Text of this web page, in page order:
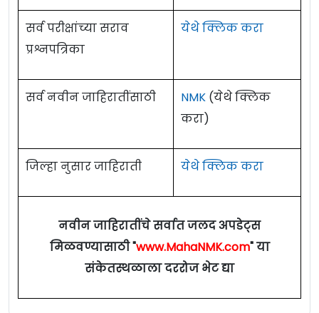
सर्व परीक्षांच्या सराव
प्रश्नपत्रिका
येथे क्लिक करा
सर्व नवीन जाहिरातींसाठी NMK (येथे क्लिक
करा)
जिल्हा नुसार जाहिराती येथे क्लिक करा
नवीन जाहिरातींचे सर्वात जलद अपडेट्स
मिळवण्यासाठी "www.MahaNMK.com" या
संकेतस्थळाला दररोज भेट द्या